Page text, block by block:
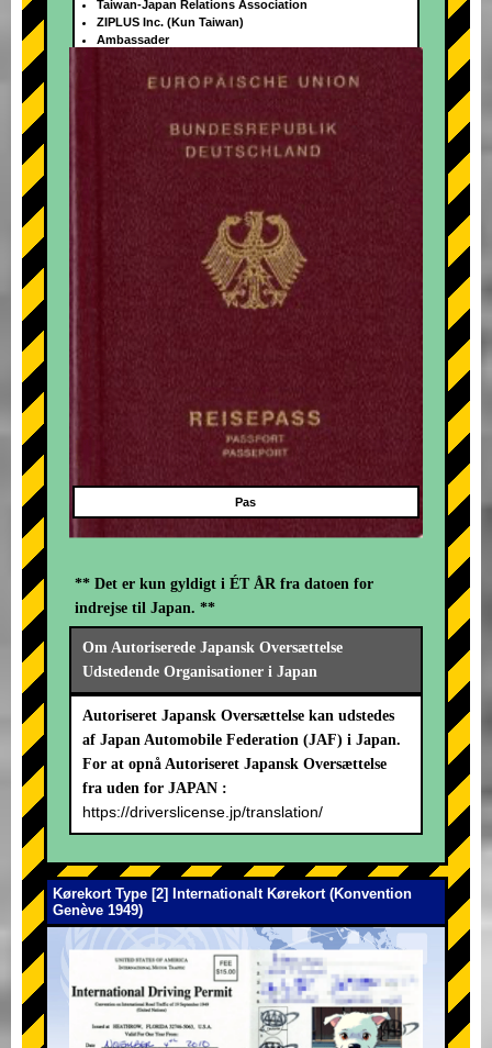
+
Taiwan-Japan Relations Association
ZIPLUS Inc. (Kun Taiwan)
Ambassader
Pas
** Det er kun gyldigt i ÉT ÅR fra datoen for
indrejse til Japan. **
Om Autoriserede Japansk Oversættelse
Udstedende Organisationer i Japan
Autoriseret Japansk Oversættelse kan udstedes
af Japan Automobile Federation (JAF) i Japan.
For at opnå Autoriseret Japansk Oversættelse
fra uden for JAPAN :
https://driverslicense.jp/translation/
Kørekort Type [2] Internationalt Kørekort (Konvention
Genève 1949)